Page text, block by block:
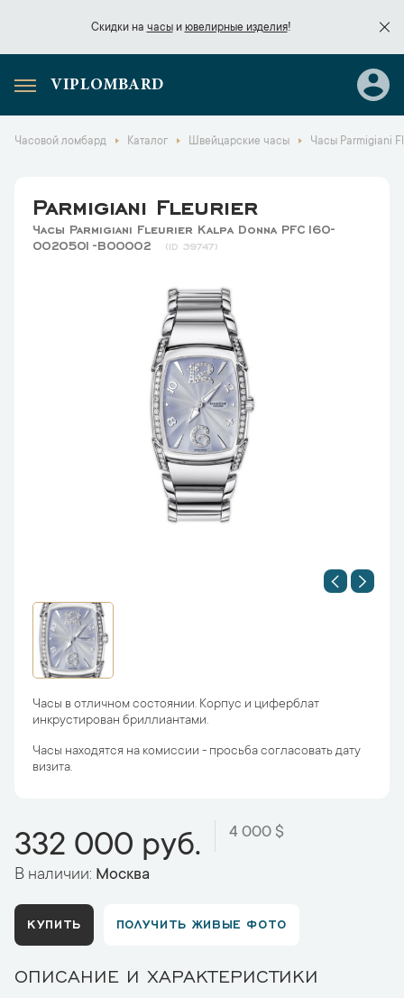
Скидки на часыи ювелирные изделия!
Скидки начасы
VIPLOMBARD
Часовой ломбард Каталог Швейцарские часы Часы Parmigiani
Parmigiani Fleurier
Часы Parmigiani Fleurier Kalpa Donna PFC160-
0020501-B00002
39747
Часы в отличном состоянии. Корпус и циферблат
инкрустирован бриллиантами.
Часы находятся на комиссии - просьба согласовать дату
визита.
332 000 руб. 4 000 $
В наличии: Москва
КУПИТЬ ПОЛУЧИТЬ ЖИВЫЕ ФОТО
ОПИСАНИЕ И ХАРАКТЕРИСТИКИ